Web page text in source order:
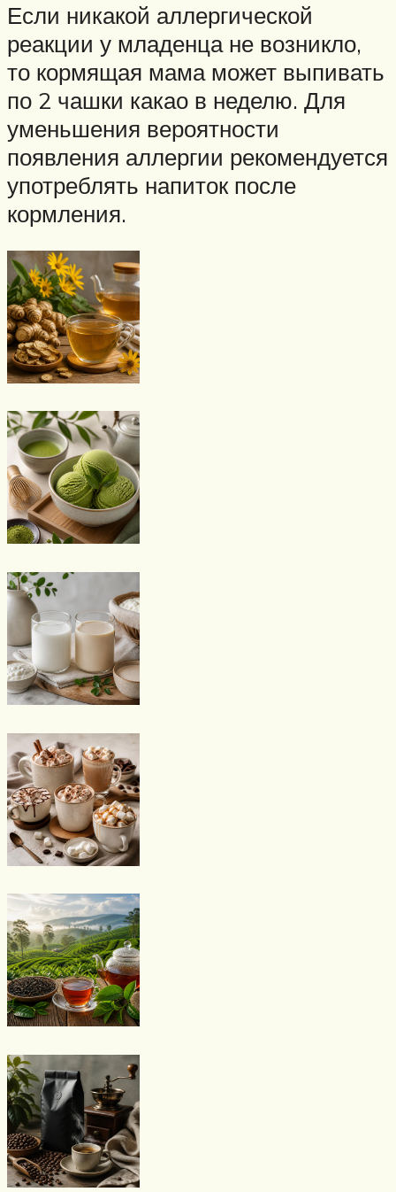
Если никакой аллергической
реакции у младенца не возникло,
то кормящая мама может выпивать
по 2 чашки какао в неделю. Для
уменьшения вероятности
появления аллергии рекомендуется
употреблять напиток после
кормления.